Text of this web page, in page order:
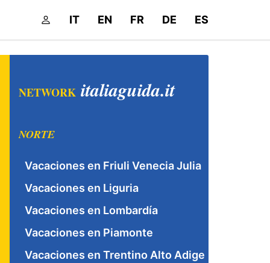
IT EN FR DE ES
NETWORK italiaguida.it
NORTE
Vacaciones en Friuli Venecia Julia
Vacaciones en Liguria
Vacaciones en Lombardía
Vacaciones en Piamonte
Vacaciones en Trentino Alto Adige